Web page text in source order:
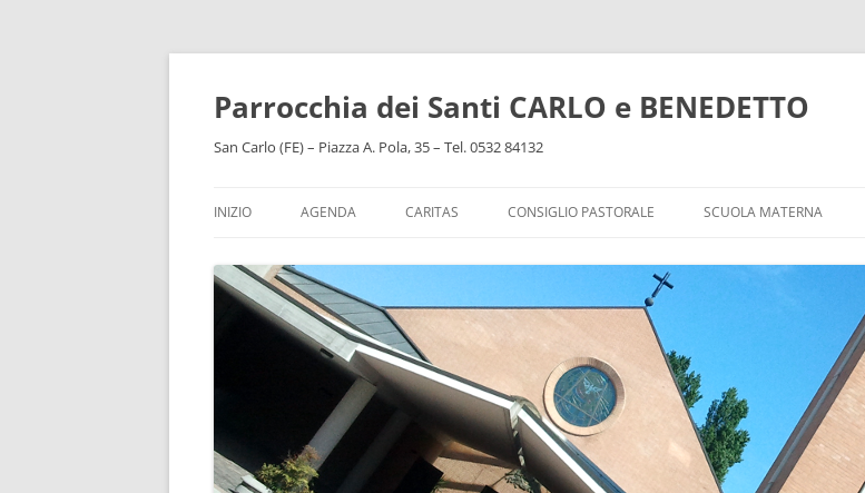
Vai
Parrocchia dei Santi CARLO e BENEDETTO
San Carlo (FE) – Piazza A. Pola, 35 – Tel. 0532 84132
INIZIO AGENDA CARITAS CONSIGLIO PASTORALE SCUOLA MATERNA